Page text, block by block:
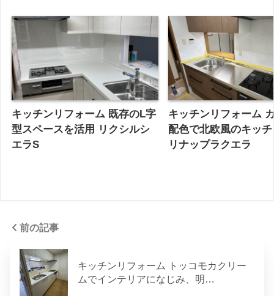
キッチンリフォーム 既存のL字
型スペースを活用 リクシルシ
エラS
キッチンリフォーム
配色で北欧風のキッ
リナップラクエラ
前の記事
キッチンリフォーム トッコモカクリー
ムでインテリアになじみ、明…